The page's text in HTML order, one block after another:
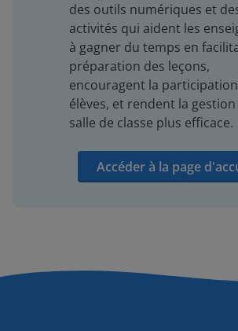
des outils numériques et
activités qui aident les
à gagner du temps en
préparation des leçons,
encouragent la
élèves, et rendent la gestion
salle de classe plus efficace.
Accéder à la page